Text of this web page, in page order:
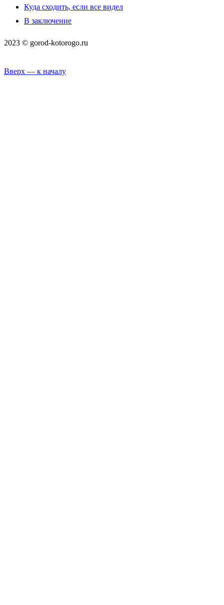
Куда сходить, если все видел
В заключение
2023 © gorod-kotorogo.ru
Вверх — к началу